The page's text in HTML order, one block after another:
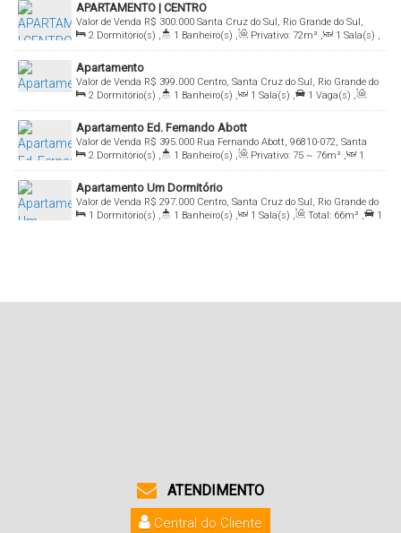
APARTAMENTO | CENTRO
R$ 300.000
Valor de Venda
Santa Cruz do Sul, Rio Grande do Sul,
Brasil
2 Dormitório(s) , 1 Banheiro(s) , Privativo: 72m² , 1 Sala(s) ,
Total: 72m² , 1 Vaga(s)
Apartamento
R$ 399.000
Valor de Venda
Centro, Santa Cruz do Sul, Rio Grande do
Sul, Brasil
2 Dormitório(s) , 1 Banheiro(s) , 1 Sala(s) , 1 Vaga(s) ,
Útil: 69m²
Apartamento Ed. Fernando Abott
R$ 395.000
Valor de Venda
Rua Fernando Abott, 96810-072, Santa
Cruz do Sul, Rio Grande do Sul, Brasil
2 Dormitório(s) , 1 Banheiro(s) , Privativo: 75 ~ 76m² ,
1
Sala(s) , Total: 85m² , Útil: 76m²
Apartamento Um Dormitório
R$ 297.000
Valor de Venda
Centro, Santa Cruz do Sul, Rio Grande do
Sul, Brasil
1 Dormitório(s) , 1 Banheiro(s) , 1 Sala(s) , Total: 66m² ,
1
ATENDIMENTO
Central do Cliente